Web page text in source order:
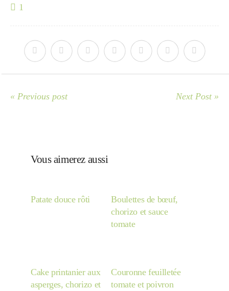
1
« Previous post Next Post »
Vous aimerez aussi
Patate douce rôti
Boulettes de bœuf,
chorizo et sauce
tomate
Cake printanier aux
asperges, chorizo et
Couronne feuilletée
tomate et poivron